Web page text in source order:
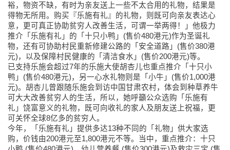
裕，物资不缺，有时为亲友送上一些不太合用的礼物，结果是
得物无所用。购买『乐施有礼』的礼物，则既可向亲友表达心
意，更可真正协助贫穷人改善生活，可谓一举两得！」他极力
推介「乐施有礼」的「十只小鸭」(售价480港元)作为圣诞礼
物，还有可协助村民重新修建公路的「安全道路」(售价380港
元)，以及保障村民健康的「清洁食水」(售价200港元)等。
已支持乐施会超过7年的乐施大使胡杏儿也重点推介「十只小
鸭」(售价480港元)，另一心水礼物则是「小牛」(售价1,000港
元)。胡杏儿曾跟随乐施会到访中国甘肃农村，体会到种草养牛
可大大改善贫穷人的生活，所以，她呼籲公众选购「乐施有
礼」饶富意义的礼物，既可向收礼的家人及朋友送上祝福，更
可关怀全球8亿多的贫穷人。
今年，「乐施有礼」提供多达13种不同的「礼物」供大家选
购，价钱由200港元至1,800港元不等。当中，重点推介：十只